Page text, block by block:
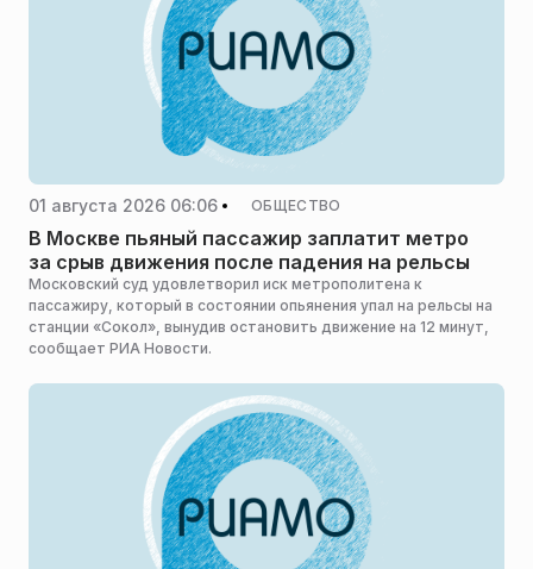
01 августа 2026 06:06 ОБЩЕСТВО
В Москве пьяный пассажир заплатит метро
за срыв движения после падения на рельсы
Московский суд удовлетворил иск метрополитена к
пассажиру, который в состоянии опьянения упал на рельсы на
станции «Сокол», вынудив остановить движение на 12 минут,
сообщает РИА Новости.